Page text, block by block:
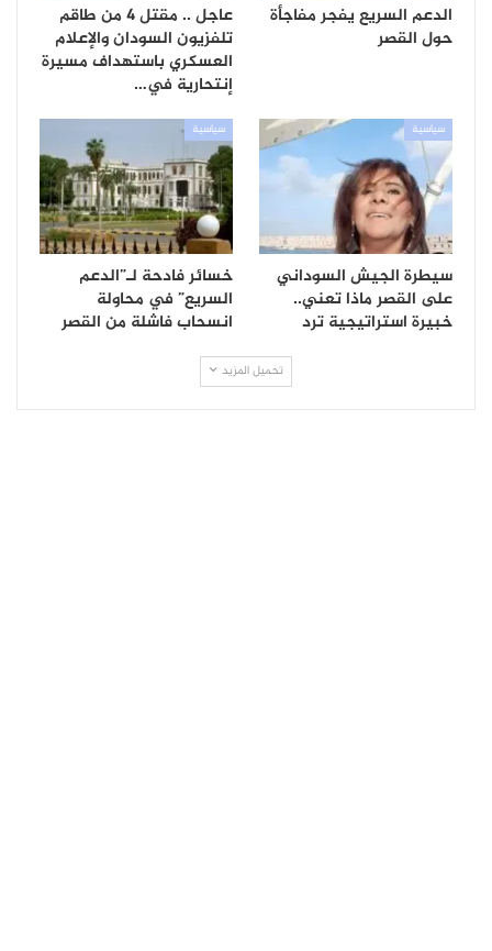
الدعم السريع يفجر مفاجأة
حول القصر
عاجل .. مقتل 4 من طاقم
تلفزيون السودان والإعلام
العسكري باستهداف مسيرة
إنتحارية في…
سياسية
سيطرة الجيش السوداني
على القصر ماذا تعني..
خبيرة استراتيجية ترد
سياسية
خسائر فادحة لـ”الدعم
السريع” في محاولة
انسحاب فاشلة من القصر
تحميل المزيد